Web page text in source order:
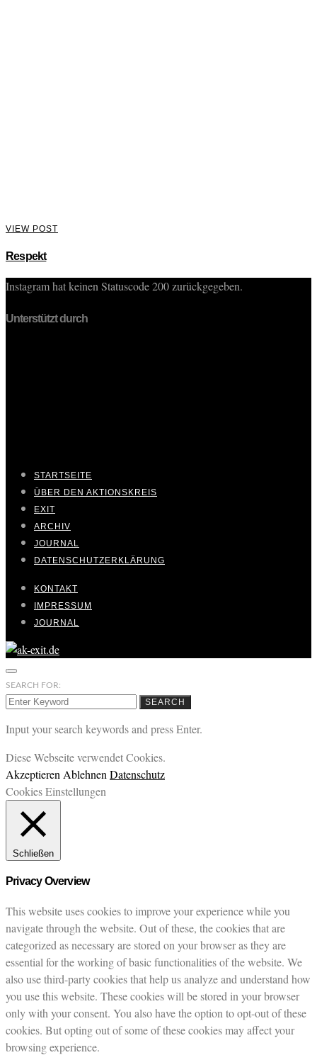
VIEW POST
Respekt
Instagram hat keinen Statuscode 200 zurückgegeben.
Unterstützt durch
STARTSEITE
ÜBER DEN AKTIONSKREIS
EXIT
ARCHIV
JOURNAL
DATENSCHUTZERKLÄRUNG
KONTAKT
IMPRESSUM
JOURNAL
SEARCH FOR:
SEARCH
Input your search keywords and press Enter.
Diese Webseite verwendet Cookies.
Akzeptieren Ablehnen Datenschutz
Cookies Einstellungen
Schließen
Privacy Overview
This website uses cookies to improve your experience while you
navigate through the website. Out of these, the cookies that are
categorized as necessary are stored on your browser as they are
essential for the working of basic functionalities of the website. We
also use third-party cookies that help us analyze and understand how
you use this website. These cookies will be stored in your browser
only with your consent. You also have the option to opt-out of these
cookies. But opting out of some of these cookies may affect your
browsing experience.